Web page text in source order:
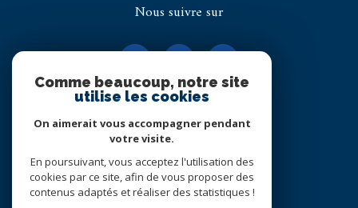
Nous suivre sur
Adhérents
Comme beaucoup, notre site
utilise les cookies
On aimerait vous accompagner pendant
votre visite.
En poursuivant, vous acceptez l'utilisation des
cookies par ce site, afin de vous proposer des
contenus adaptés et réaliser des statistiques !